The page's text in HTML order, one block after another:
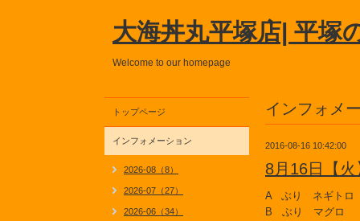
大海丼丸平塚店| 平塚
Welcome to our homepage
インフォメ
2016-08-16 10:42:00
8月16日【
A ぶり ネギトロ
B ぶり マグロ
トップページ
インフォメーション
2026-08（8）
2026-07（27）
2026-06（34）